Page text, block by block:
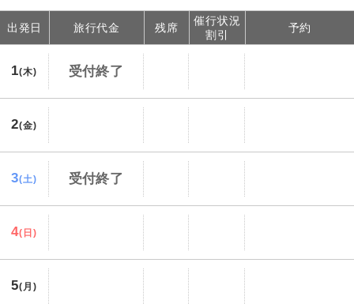
出発日 旅行代金 残席
催行状況
割引
予約
1(木) 受付終了
2(金)
3(土) 受付終了
4(日)
5(月)